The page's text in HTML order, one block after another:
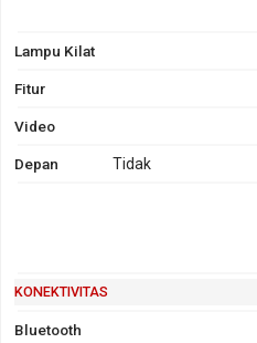
Lampu Kilat
Fitur
Video
Depan Tidak
KONEKTIVITAS
Bluetooth